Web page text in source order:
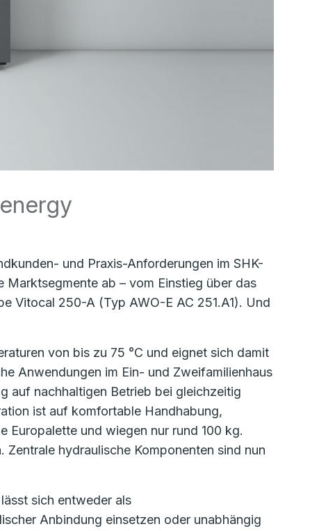
und Praxis-Anforderungen im SHK-
ab – vom Einstieg über das
Vitocal 250-A (Typ AWO-E AC 251.A1). Und
von bis zu 75 °C und eignet sich damit
Anwendungen im Ein- und Zweifamilienhaus
auf nachhaltigen Betrieb bei gleichzeitig
ist auf komfortable Handhabung,
Europalette und wiegen nur rund 100 kg.
hydraulische Komponenten sind nun
sich entweder als
Anbindung einsetzen oder unabhängig